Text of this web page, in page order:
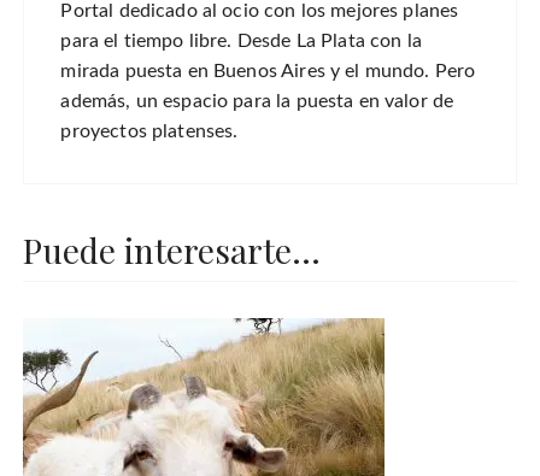
Portal dedicado al ocio con los mejores planes
para el tiempo libre. Desde La Plata con la
mirada puesta en Buenos Aires y el mundo. Pero
además, un espacio para la puesta en valor de
proyectos platenses.
Puede interesarte...